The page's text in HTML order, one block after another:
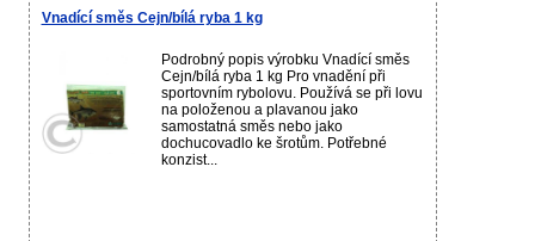
Vnadící směs Cejn/bílá ryba 1 kg
Podrobný popis výrobku Vnadící směs
Cejn/bílá ryba 1 kg Pro vnadění při
sportovním rybolovu. Používá se při lovu
na položenou a plavanou jako
samostatná směs nebo jako
dochucovadlo ke šrotům. Potřebné
konzist...